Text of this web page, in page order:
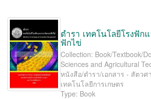
ตำรา เทคโนโลยีโรงฟัก
ฟักไข่
Collection: Book/Textbook/
Sciences and Agricultural
หนังสือ/ตำรา/เอกสาร - สัตวศ
เทคโนโลยีการเกษตร
Type: Book